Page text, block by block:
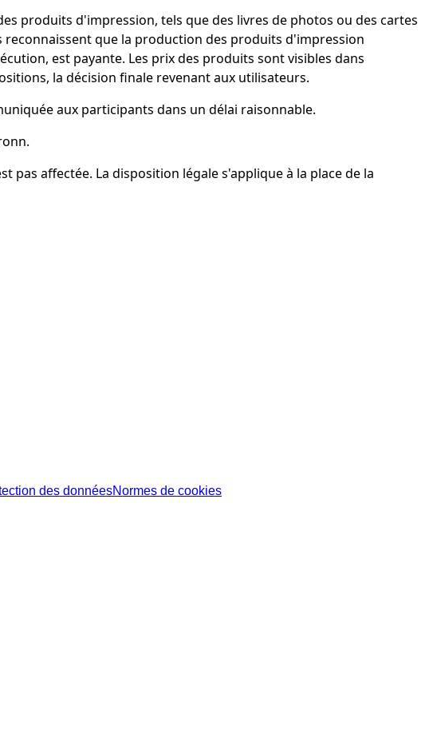
produits d'impression, tels que des livres de photos ou des cartes
reconnaissent que la production des produits d'impression
est payante. Les prix des produits sont visibles dans
la décision finale revenant aux utilisateurs.
aux participants dans un délai raisonnable.
pas affectée. La disposition légale s'applique à la place de la
des donnéesNormes de cookies